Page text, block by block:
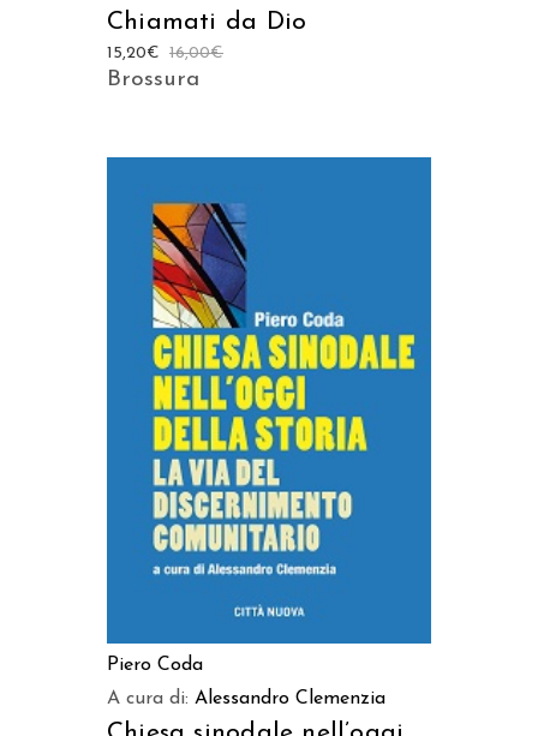
Chiamati da Dio
16,00€
15,20€
Brossura
AGGIUNGI AL CARRELLO
Piero Coda
A cura di: Alessandro Clemenzia